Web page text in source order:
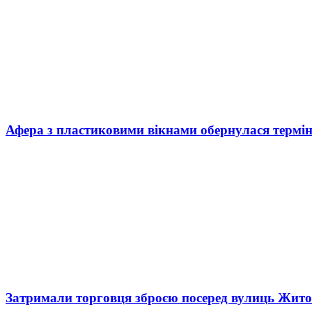
Афера з пластиковими вікнами обернулася
Затримали торговця зброєю посеред вулиць